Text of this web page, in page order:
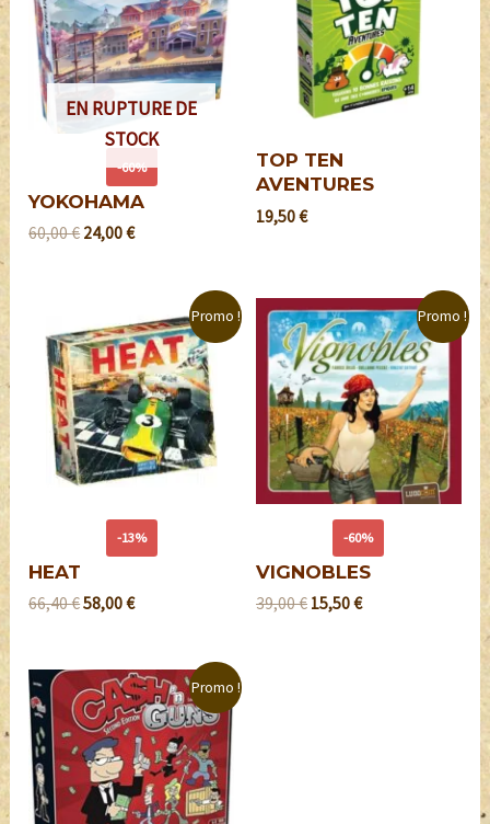
-60%
EN RUPTURE DE
STOCK
YOKOHAMA
60,00€ 24,00€
TOP TEN
AVENTURES
19,50€
Promo !
-13%
HEAT
66,40€58,00€
Promo !
-60%
VIGNOBLES
39,00€ 15,50€
Promo !